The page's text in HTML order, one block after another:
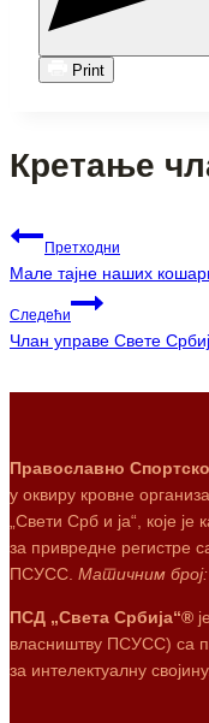
Print
Кретање
Претходни
Мале тајне наших
Следећи
Члан управе Свете
Православно
у оквиру кровне
„Свети Срб и ја“, које
за привредне регистре
ПСУСС. Матичним
ПСД „Света Србија“®
власништву ПСУСС) са
за интелектуалну својину.